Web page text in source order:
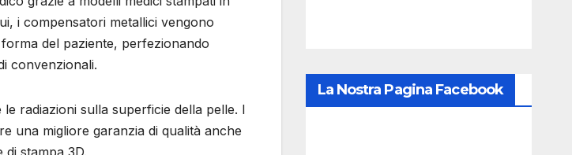
i compensatori metallici vengono
del paziente, perfezionando
convenzionali.
radiazioni sulla superficie della pelle. I
una migliore garanzia di qualità anche
La Nostra Pagina Facebook